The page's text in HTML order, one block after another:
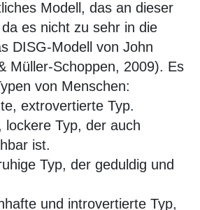
Modell, das an dieser
es nicht zu sehr in die
DISG-Modell von John
Müller-Schoppen, 2009). Es
von Menschen:
extrovertierte Typ.
lockere Typ, der auch
ist.
Typ, der geduldig und
und introvertierte Typ,